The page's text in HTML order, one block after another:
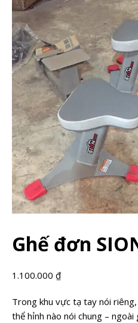
Ghế đơn
1.100.000 ₫
Trong khu vực tạ tay nói
thể hỉnh nào nói chung –